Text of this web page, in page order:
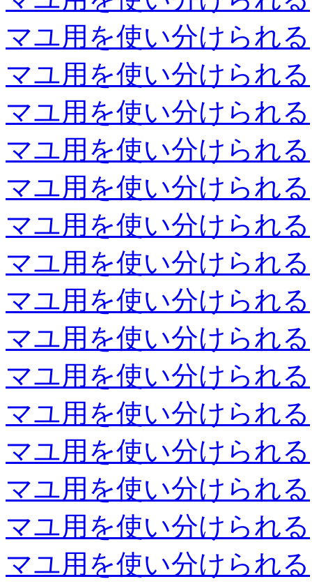
マユ用を使い分けられる
マユ用を使い分けられる
マユ用を使い分けられる
マユ用を使い分けられる
マユ用を使い分けられる
マユ用を使い分けられる
マユ用を使い分けられる
マユ用を使い分けられる
マユ用を使い分けられる
マユ用を使い分けられる
マユ用を使い分けられる
マユ用を使い分けられる
マユ用を使い分けられる
マユ用を使い分けられる
マユ用を使い分けられる